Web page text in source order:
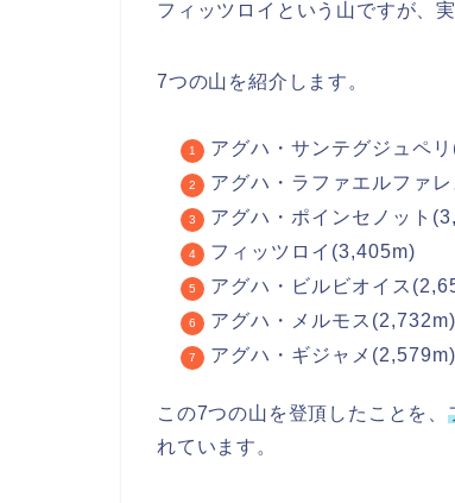
フィッツロイという山ですが、
7つの山を紹介します。
アグハ・サンテグジュペ
アグハ・ラファエルファ
アグハ・ポインセノット
フィッツロイ(3,405m)
アグハ・ビルビオイス
アグハ・メルモス(2,732m)
アグハ・ギジャメ(2,579m)
この7つの山を登頂したことを、
れています。